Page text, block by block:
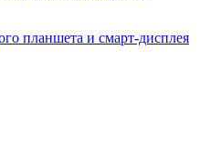
планшета и смарт-дисплея